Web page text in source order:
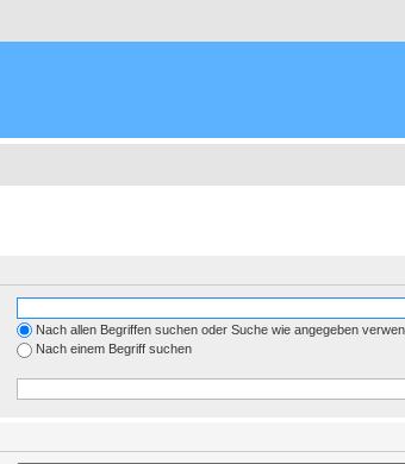
Nach allen Begriffen suchen oder Suche wie angegeben
Nach einem Begriff suchen